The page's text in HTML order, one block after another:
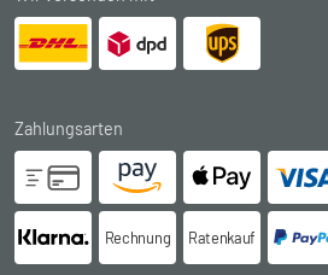
Zahlungsarten
Rechnung Ratenkauf